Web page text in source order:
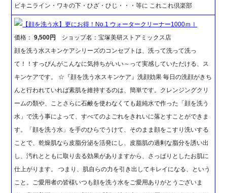
ビキニライン・ワキの下・ひざ・ひじ・・・等に これこれ倶楽部
【顔を洗う水】更にお得！No.1 ウォータークリーナー1000ｍｌ
価格：9,500円
ショップ名：宝塚美研ストアミックス店
顔を洗う水スキンケアシリーズのコンセプトは、洗って洗って洗っ
て！！すっぴんがこんなに気持ちがいい～って実感していただける、ス
キンケアです。 ☆『顔を洗う水スキンケア』洗顔効果 毎日の洗顔がきち
んと行われていれば素肌を維持するのは、簡単です。クレンジングクリ
ームの類や、ことさらに石鹸を使わなくても超純水で作った「顔を洗う
水」で洗う事によって、すべてのよごれをきれいに落とすことができま
す。「顔を洗う水」を手のひらでうけて、そのまま顔をこすり洗いする
ことで、乾燥肌なら皮脂分泌を活発にし、皮脂肌の過剰な脂分を誘い出
し、汚れとともに取り去る効果がありますから、さっぱりとしたお肌に
仕上がります。 つまり、肌自らの力を引き出してキレイになる、という
こと。ご愛用者の皆様いつも顔を洗う水をご愛用ありがとうございま